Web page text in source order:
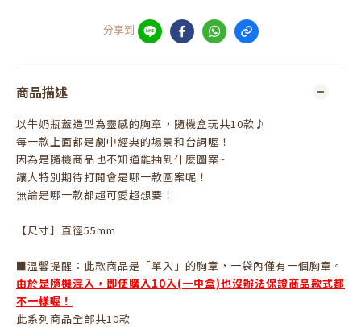
分享到
商品描述
以牛奶瓶蓋造型為靈感的胸章，隨機盒玩共10款♪
每一款上面都是劇中經典的場景和台詞喔！
因為是隨機商品也不知道能抽到什麼圖案~
讓人特別期待打開會是哪一款圖案呢！
無論是哪一款都超可愛超想要！
【尺寸】直徑55mm
■溫馨提醒：此款商品是「單入」的胸章，一袋內僅有一個胸章。
由於是隨機混入，即使購入10入(一中盒)也沒辦法保證商品款式都
不一樣喔！
此系列商品全部共10款